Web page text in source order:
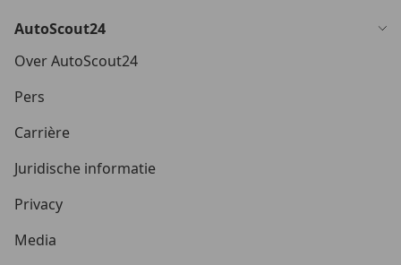
AutoScout24
Over AutoScout24
Pers
Carrière
Juridische informatie
Privacy
Media